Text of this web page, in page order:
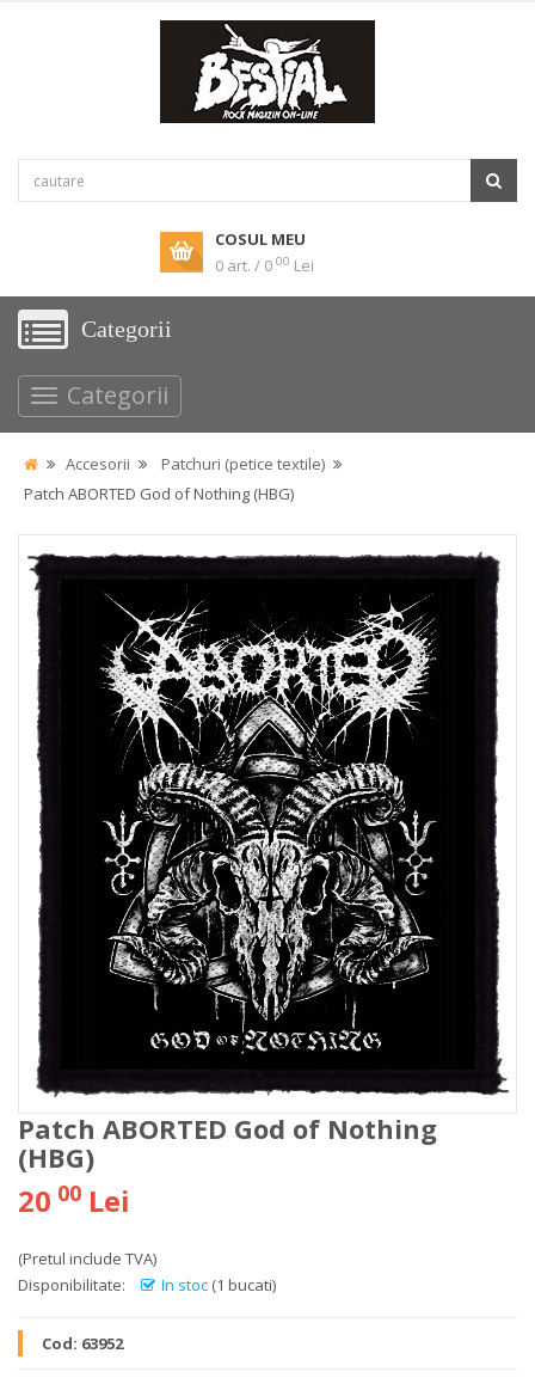
COSUL MEU
0 art. / 0 00 Lei
Categorii
Categorii
Accesorii
Patchuri (petice textile)
Patch ABORTED God of Nothing (HBG)
Patch ABORTED God of Nothing
(HBG)
20 00 Lei
(Pretul include TVA)
Disponibilitate:
In stoc (1 bucati)
Cod: 63952